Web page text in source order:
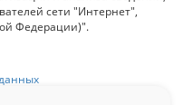
сети "Интернет",
Федерации)".